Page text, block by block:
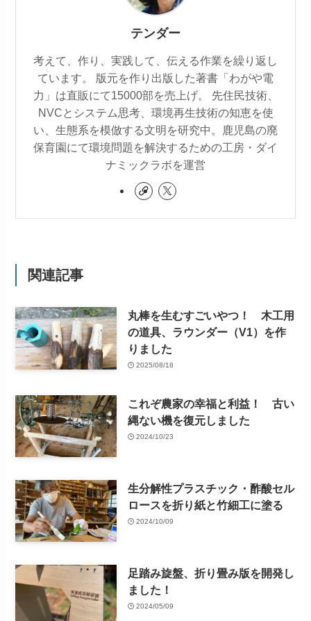
テンダー
考えて、作り、実践して、伝える作業を繰り返し
ています。 版元を作り出版した著書「わがや電
力」は直販にて15000部を売上げ。 先住民技術、
NVCとシステム思考、環境再生技術の知恵を使
い、生態系を模倣する文明を研究中。鹿児島の廃
保育園にて環境問題を解決するための工房・ダイ
ナミックラボを運営
関連記事
丸棒を生むすごいやつ！ 木工用
の道具、ラウンダー（V1）を作
りました
2025/08/18
これぞ農家の幸福と利益！ 古い
縄ない機を復元しました
2024/10/23
生分解性プラスチック・酢酸セル
ロースを折り紙と竹細工に塗る
2024/10/09
足踏み旋盤、折り畳み版を開発し
ました！
2024/05/09